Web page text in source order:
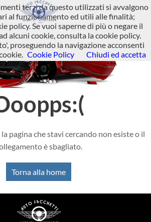
pagina che stavi cercando non esiste o il
è sbagliato.
Torna alla home
terzi da questo utilizzati si avvalgono
al funzionamento ed utili alle finalità;
policy. Se vuoi saperne di più o negare il
alcuni cookie, consulta la cookie policy.
proseguendo la navigazione acconsenti
Cookie Policy Chiudi ed accetta